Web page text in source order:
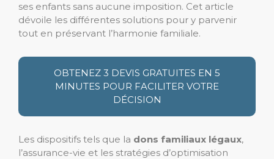
ses enfants sans aucune imposition. Cet article
dévoile les différentes solutions pour y parvenir
tout en préservant l’harmonie familiale.
OBTENEZ 3 DEVIS GRATUITES EN 5
MINUTES POUR FACILITER VOTRE
DÉCISION
Les dispositifs tels que la dons familiaux légaux,
l’assurance-vie et les stratégies d’optimisation